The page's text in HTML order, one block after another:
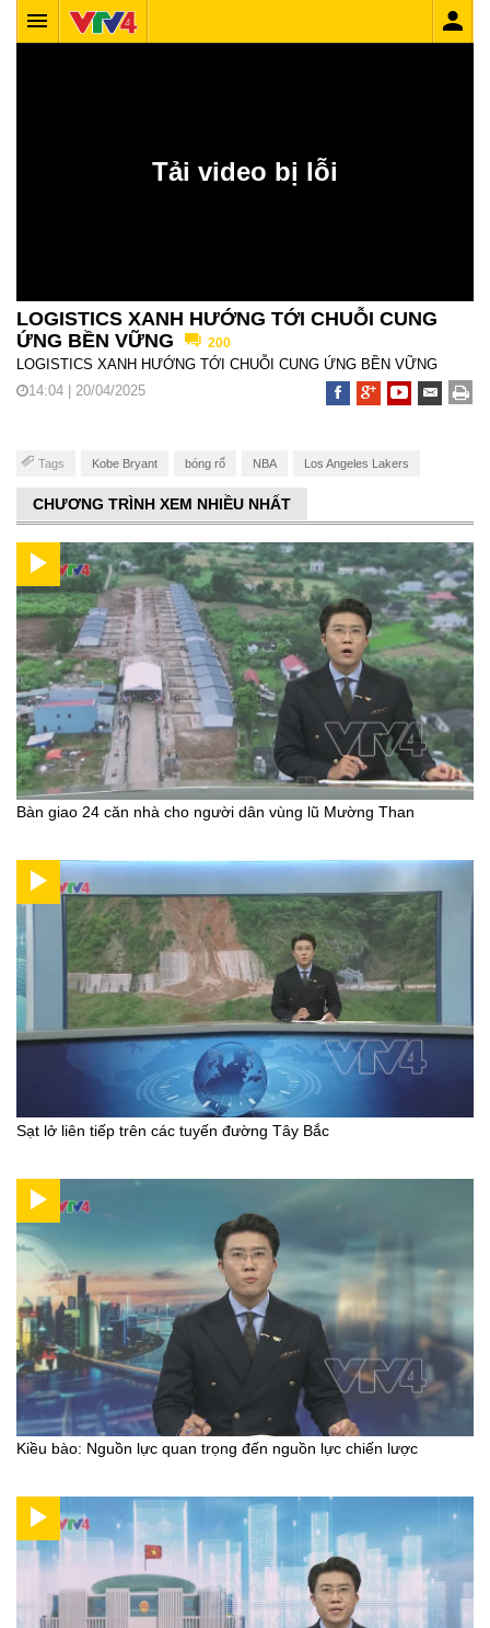
LOGISTICS XANH HƯỚNG TỚI CHUỖI CUNG
ỨNG BỀN VỮNG
200
LOGISTICS XANH HƯỚNG TỚI CHUỖI CUNG ỨNG BỀN VỮNG
14:04 | 20/04/2025
Tags Kobe Bryant bóng rổ NBA Los Angeles Lakers
CHƯƠNG TRÌNH XEM NHIỀU NHẤT
Bàn giao 24 căn nhà cho người dân vùng lũ Mường Than
Sạt lở liên tiếp trên các tuyến đường Tây Bắc
Kiều bào: Nguồn lực quan trọng đến nguồn lực chiến lược